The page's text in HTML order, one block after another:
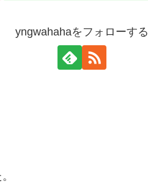
yngwahahaをフォローする